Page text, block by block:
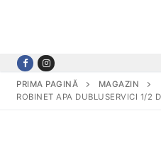
PRIMA PAGINĂ
MAGAZIN
ROBINET APA DUBLUSERVICI 1/2